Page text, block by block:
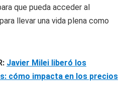
que pueda acceder al
llevar una vida plena como
Javier Milei liberó los
cómo impacta en los precios